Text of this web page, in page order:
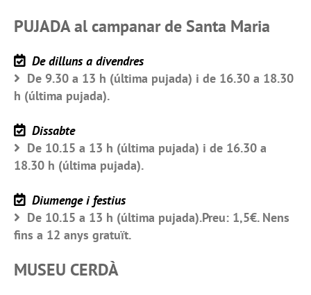
PUJADA al campanar de Santa Maria
De dilluns a divendres
De 9.30 a 13 h (última pujada) i de 16.30 a 18.30
h (última pujada).
Dissabte
De 10.15 a 13 h (última pujada) i de 16.30 a
18.30 h (última pujada).
Diumenge i festius
De 10.15 a 13 h (última pujada).Preu: 1,5€. Nens
fins a 12 anys gratuït.
MUSEU CERDÀ